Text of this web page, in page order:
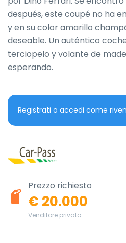
después, este coupé no ha
y en su color amarillo
deseable. Un auténtico
terciopelo y volante de
esperando.
Registrati o accedi come
Prezzo richiesto
€ 20.000
Venditore privato